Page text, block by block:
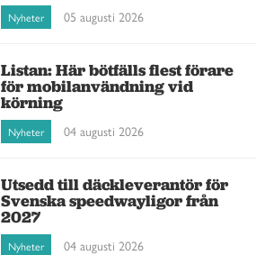
Nyheter 05 augusti 2026
Listan: Här bötfälls flest förare
för mobilanvändning vid
körning
Nyheter 04 augusti 2026
Utsedd till däckleverantör för
Svenska speedwayligor från
2027
Nyheter 04 augusti 2026